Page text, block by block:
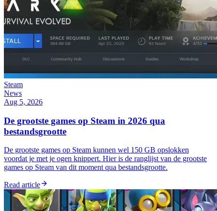
Steam
News
Aug 5, 2026
De grootste games op Steam in 2026 qua
bestandsgrootte
De grootste games op Steam kunnen wel 150 GB opslokken
voordat je met je ogen knippert. Hier is de ranglijst van de grootste
games op Steam van dit moment qua bestandsgrootte.
Read article